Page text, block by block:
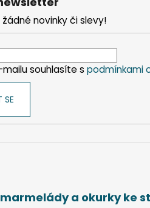
novinky či slevy!
souhlasíte s podmínkami
SE
a okurky ke